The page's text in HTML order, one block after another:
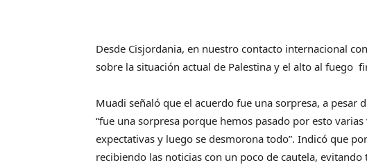
Desde Cisjordania, en nuestro contacto internacional
sobre la situación actual de Palestina y el alto al fuego
Muadi señaló que el acuerdo fue una sorpresa, a pesar
“fue una sorpresa porque hemos pasado por esto
expectativas y luego se desmorona todo”. Indicó que
recibiendo las noticias con un poco de cautela,